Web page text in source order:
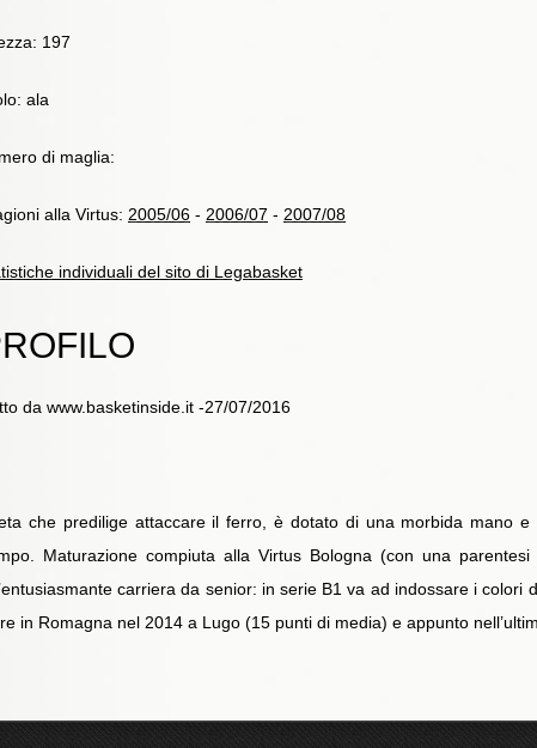
197
ala
di maglia:
alla Virtus: 2005/06 - 2006/07 - 2007/08
individuali del sito di Legabasket
da www.basketinside.it -27/07/2016
che predilige attaccare il ferro, è dotato di una morbida mano
Maturazione compiuta alla Virtus Bologna (con una
carriera da senior: in serie B1 va ad indossare i
in Romagna nel 2014 a Lugo (15 punti di media) e appunto